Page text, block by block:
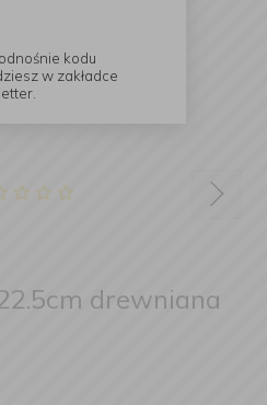
drewniana
kodu
w zakładce